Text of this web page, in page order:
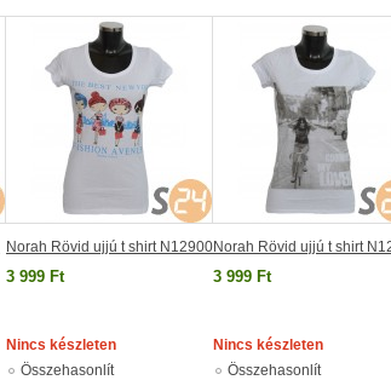
Norah Rövid ujjú t shirt N12900
3 999 Ft
Nincs készleten
Összehasonlít
Norah Rövid ujjú t shirt
3 999 Ft
Nincs készleten
Összehasonlít